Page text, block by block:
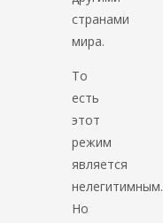
странами
мира.
То
есть
этот
режим
является
нелегитимным.
Но